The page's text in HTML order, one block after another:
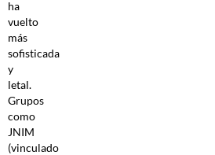
ha
vuelto
más
sofisticada
y
letal.
Grupos
como
JNIM
(vinculado